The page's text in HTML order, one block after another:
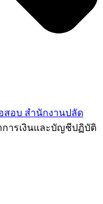
สอบ สำนักงานปลัด
ารเงินและบัญชีปฏิบัติ